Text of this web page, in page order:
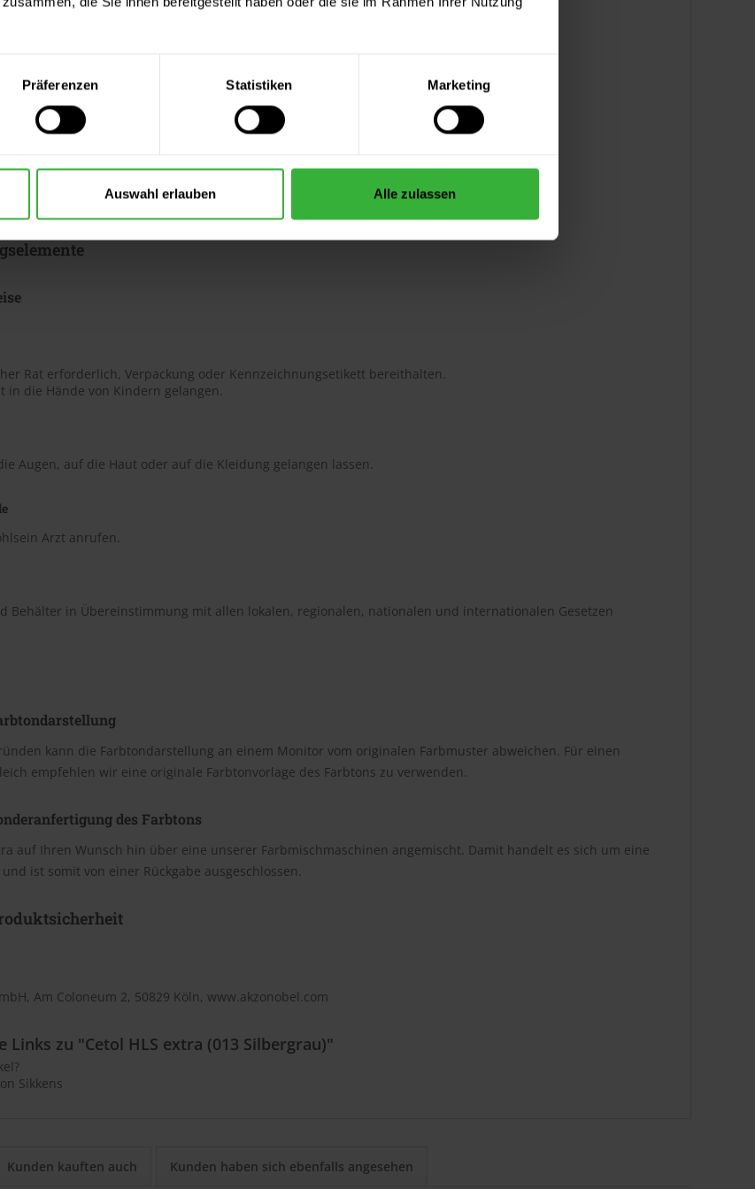
Präferenzen Statistiken Marketing
Auswahl erlauben Alle zulassen
A (PDF)
B (PDF)
(PDF)
Rat erforderlich, Verpackung oder Kennzeichnungsetikett bereithalten.
in die Hände von Kindern gelangen.
Augen, auf die Haut oder auf die Kleidung gelangen lassen.
Arzt anrufen.
Behälter in Übereinstimmung mit allen lokalen, regionalen, nationalen und internationalen Gesetzen
kann die Farbtondarstellung an einem Monitor vom originalen Farbmuster abweichen. Für einen
empfehlen wir eine originale Farbtonvorlage des Farbtons zu verwenden.
des Farbtons
auf Ihren Wunsch hin über eine unserer Farbmischmaschinen angemischt. Damit handelt es sich um eine
ist somit von einer Rückgabe ausgeschlossen.
Am Coloneum 2, 50829 Köln, www.akzonobel.com
Links zu "Cetol HLS extra (013 Silbergrau)"
Sikkens
Kunden kauften auch Kunden haben sich ebenfalls angesehen